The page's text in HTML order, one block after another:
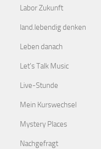
Labor Zukunft
land.lebendig denken
Leben danach
Let's Talk Music
Live-Stunde
Mein Kurswechsel
Mystery Places
Nachgefragt